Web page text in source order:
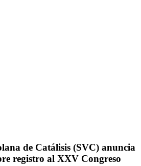
de Catálisis (SVC) anuncia
registro al XXV Congreso